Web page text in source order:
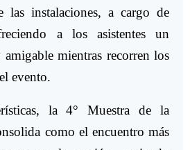
las instalaciones, a cargo de
a los asistentes un
mientras recorren los
evento.
la 4° Muestra de la
como el encuentro más